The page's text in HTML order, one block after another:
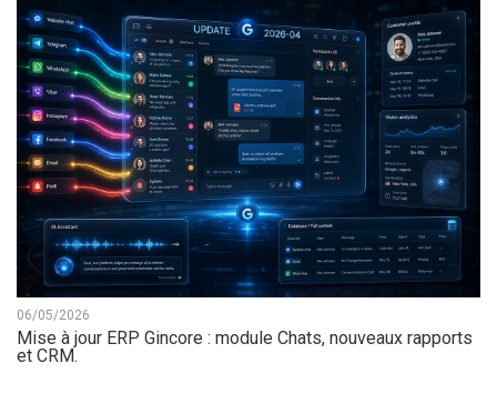
06/05/2026
Mise à jour ERP Gincore : module Chats, nouveaux rapports
et CRM.